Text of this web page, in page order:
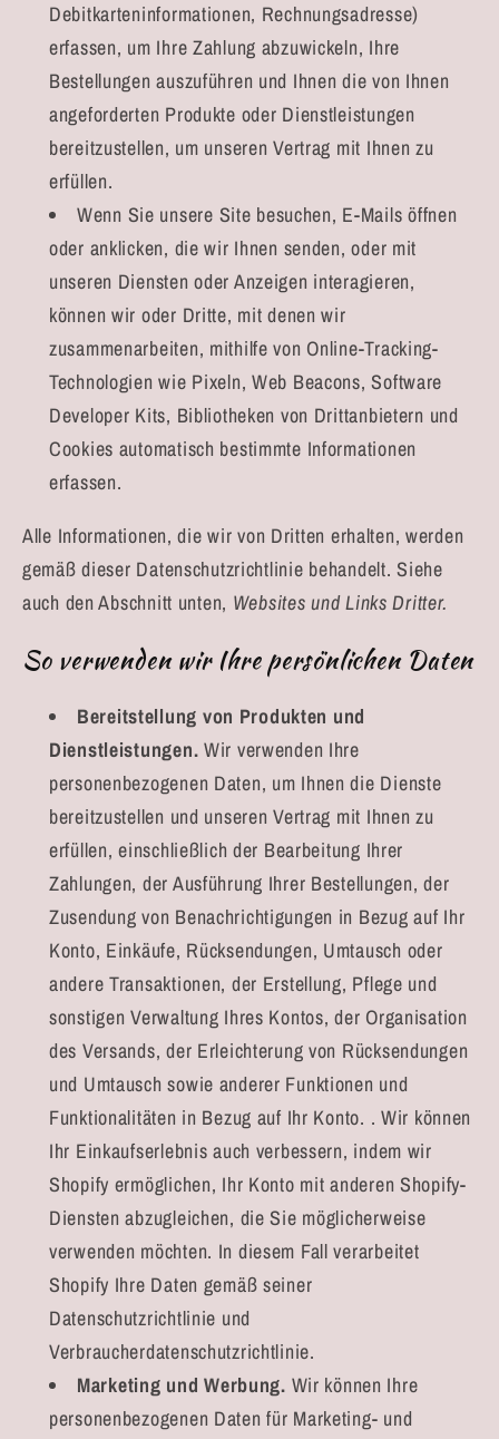
Debitkarteninformationen, Rechnungsadresse)
erfassen, um Ihre Zahlung abzuwickeln, Ihre
Bestellungen auszuführen und Ihnen die von Ihnen
angeforderten Produkte oder Dienstleistungen
bereitzustellen, um unseren Vertrag mit Ihnen zu
erfüllen.
Wenn Sie unsere Site besuchen, E-Mails öffnen
oder anklicken, die wir Ihnen senden, oder mit
unseren Diensten oder Anzeigen interagieren,
können wir oder Dritte, mit denen wir
zusammenarbeiten, mithilfe von Online-Tracking-
Technologien wie Pixeln, Web Beacons, Software
Developer Kits, Bibliotheken von Drittanbietern und
Cookies automatisch bestimmte Informationen
erfassen.
Alle Informationen, die wir von Dritten erhalten, werden
gemäß dieser Datenschutzrichtlinie behandelt. Siehe
auch den Abschnitt unten, Websites und Links Dritter.
So verwenden wir Ihre persönlichen Daten
Bereitstellung von Produkten und
Dienstleistungen. Wir verwenden Ihre
personenbezogenen Daten, um Ihnen die Dienste
bereitzustellen und unseren Vertrag mit Ihnen zu
erfüllen, einschließlich der Bearbeitung Ihrer
Zahlungen, der Ausführung Ihrer Bestellungen, der
Zusendung von Benachrichtigungen in Bezug auf Ihr
Konto, Einkäufe, Rücksendungen, Umtausch oder
andere Transaktionen, der Erstellung, Pflege und
sonstigen Verwaltung Ihres Kontos, der Organisation
des Versands, der Erleichterung von Rücksendungen
und Umtausch sowie anderer Funktionen und
Funktionalitäten in Bezug auf Ihr Konto. . Wir können
Ihr Einkaufserlebnis auch verbessern, indem wir
Shopify ermöglichen, Ihr Konto mit anderen Shopify-
Diensten abzugleichen, die Sie möglicherweise
verwenden möchten. In diesem Fall verarbeitet
Shopify Ihre Daten gemäß seiner
Datenschutzrichtlinie und
Verbraucherdatenschutzrichtlinie.
Marketing und Werbung. Wir können Ihre
personenbezogenen Daten für Marketing- und